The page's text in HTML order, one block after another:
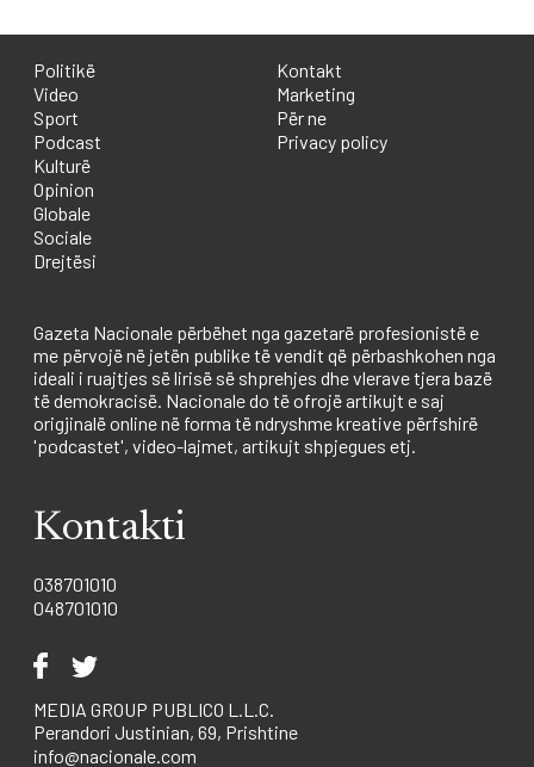
Politikë
Video
Sport
Podcast
Kulturë
Opinion
Globale
Sociale
Drejtësi
Kontakt
Marketing
Për ne
Privacy policy
Gazeta Nacionale përbëhet nga gazetarë profesionistë e
me përvojë në jetën publike të vendit që përbashkohen nga
ideali i ruajtjes së lirisë së shprehjes dhe vlerave tjera bazë
të demokracisë. Nacionale do të ofrojë artikujt e saj
origjinalë online në forma të ndryshme kreative përfshirë
'podcastet', video-lajmet, artikujt shpjegues etj.
Kontakti
038701010
048701010
MEDIA GROUP PUBLICO L.L.C.
Perandori Justinian, 69, Prishtine
info@nacionale.com